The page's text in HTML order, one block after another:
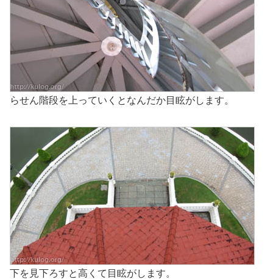
らせん階段を上っていくとなんだか目眩がします。
下を見下ろすと高くて目眩がします。